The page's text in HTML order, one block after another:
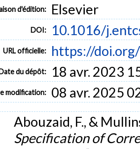
d'édition: Elsevier
DOI: 10.1016/
URL officielle: https://
du dépôt: 18 avr. 2023
modification: 08 avr. 2025
Abouzaid, F., &
Specification of